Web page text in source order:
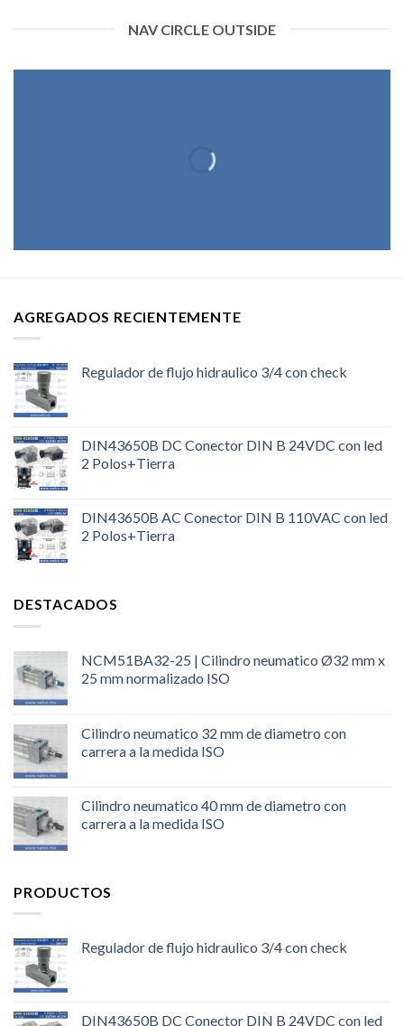
NAV CIRCLE OUTSIDE
AGREGADOS RECIENTEMENTE
Regulador de flujo hidraulico 3/4 con check
DIN43650B DC Conector DIN B 24VDC con led
2 Polos+Tierra
DIN43650B AC Conector DIN B 110VAC con led
2 Polos+Tierra
DESTACADOS
NCM51BA32-25 | Cilindro neumatico Ø32 mm x
25 mm normalizado ISO
Cilindro neumatico 32 mm de diametro con
carrera a la medida ISO
Cilindro neumatico 40 mm de diametro con
carrera a la medida ISO
PRODUCTOS
Regulador de flujo hidraulico 3/4 con check
DIN43650B DC Conector DIN B 24VDC con led